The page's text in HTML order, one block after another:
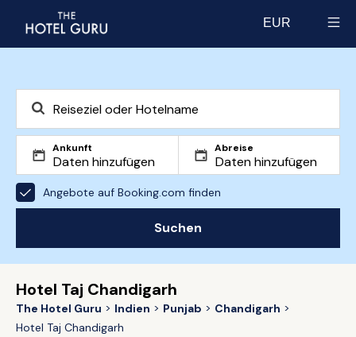
EUR
Ankunft Abreise
Angebote auf Booking.com finden
Suchen
Hotel Taj Chandigarh
The Hotel Guru Indien Punjab
Chandigarh
Hotel Taj Chandigarh